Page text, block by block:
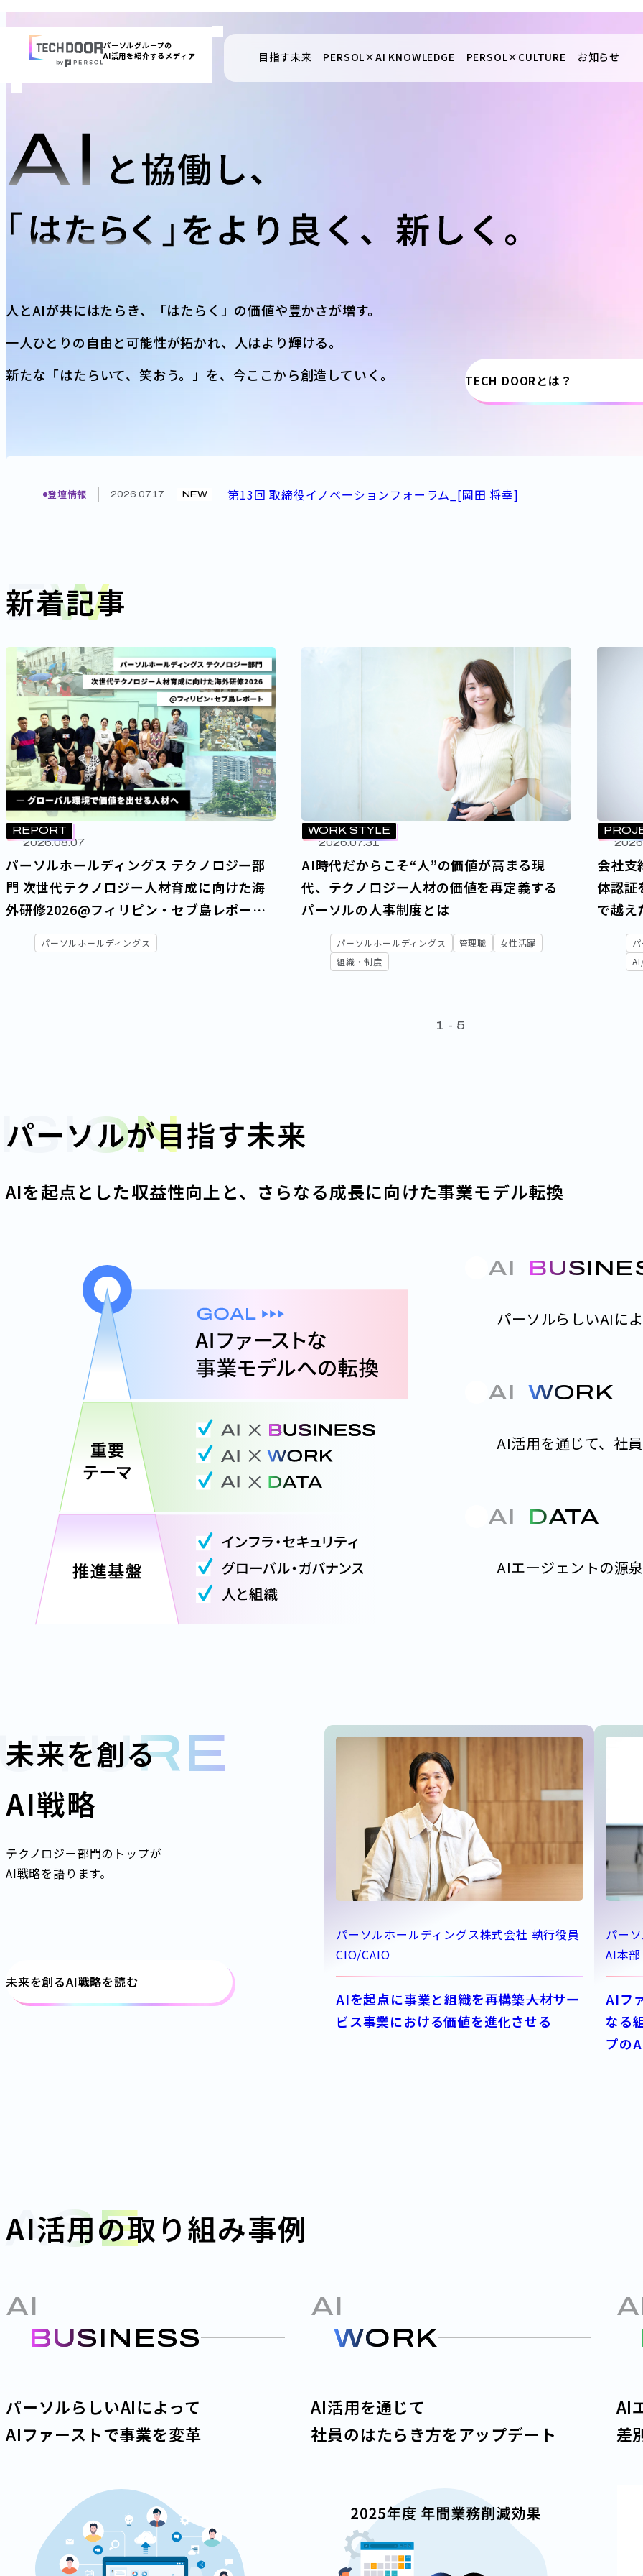
ス
パーソルグループの
AI活用を紹介するメディア
目指す未来 PERSOL×AI KNOWLEDGE PERSOL× CULTURE お知らせ
人とAIが共にはたらき、
「はたらく」の価値や豊かさが増す。
一人ひとりの自由と可能性が拓かれ、 人はより輝ける。
新たな「はたらいて、笑おう。」を、 今ここから創造していく。 TECH DOORとは？
登壇情報 2026.07.17 NEW 第13回 取締役イノベーションフォーラム_[岡田 将幸]
新着記事
REPORT
2026.08.07
パーソルホールディングス テクノロジー部
門 次世代テクノロジー人材育成に向けた海
外研修2026@フィリピン・セブ島レポート
― グローバル環境で価値を出せる人材へ
パーソルホールディングス
WORK STYLE
2026.07.31
AI時代だからこそ“人”の価値が高まる現
代、テクノロジー人材の価値を再定義する
パーソルの人事制度とは
パーソルホールディングス 管理職
女性活躍
組織・制度
会社支
体認
で越え
1 - 5
パーソルが目指す未来
AIを起点とした収益性向上と、 さらなる成長に向けた事業モデル転換
AI
パーソルらしいAIに
AI WORK
AI活用を通じて、 社
AI DATA
AIエージェントの源
未来を創る
AI戦略
テクノロジー部門のトップが
AI戦略を語ります。
未来を創るAI戦略を読む
パーソルホールディングス株式会社 執行役員
CIO/CAIO
AIを起点に事業と組織を再構築――人材サー
ビス事業における価値を進化させる
パー
AI本
AIフ
なる
プの
AI活用の取り組み事例
AI
BUSINESS
パーソルらしいAIによって
AIファーストで事業を変革
AI
WORK
AI活用を通じて
社員のはたらき方をアップデート
AI
差